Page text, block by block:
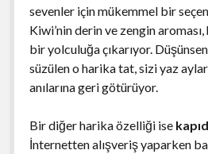
sevenler için mükemmel bir
Kiwi’nin derin ve zengin
bir yolculuğa çıkarıyor.
süzülen o harika tat, sizi yaz
anılarına geri götürüyor.
Bir diğer harika özelliği ise
İnternetten alışveriş yaparken